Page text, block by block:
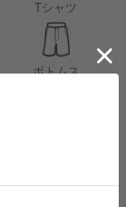
Tシャツ
ボトムス